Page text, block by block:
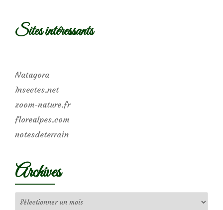
Sites intéressants
Natagora
Insectes.net
zoom-nature.fr
florealpes.com
notesdeterrain
Archives